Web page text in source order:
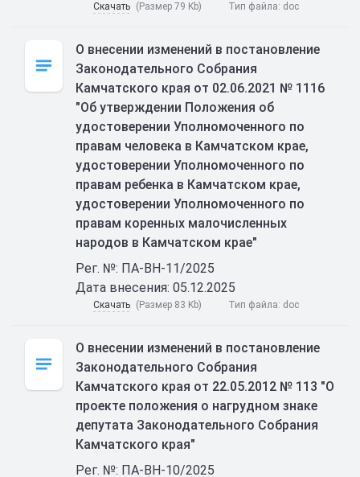
Скачать (Размер 79 Kb) Тип файла: doc
О внесении изменений в постановление
Законодательного Собрания
Камчатского края от 02.06.2021 № 1116
"Об утверждении Положения об
удостоверении Уполномоченного по
правам человека в Камчатском крае,
удостоверении Уполномоченного по
правам ребенка в Камчатском крае,
удостоверении Уполномоченного по
правам коренных малочисленных
народов в Камчатском крае"
Рег. №: ПА-ВН-11/2025
Дата внесения: 05.12.2025
Скачать (Размер 83 Kb) Тип файла: doc
О внесении изменений в постановление
Законодательного Собрания
Камчатского края от 22.05.2012 № 113 "О
проекте положения о нагрудном знаке
депутата Законодательного Собрания
Камчатского края"
Рег. №: ПА-ВН-10/2025